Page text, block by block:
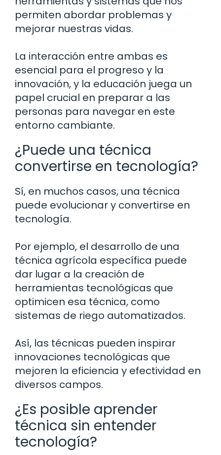
permiten abordar problemas y
mejorar nuestras vidas.
La interacción entre ambas es
esencial para el progreso y la
innovación, y la educación juega un
papel crucial en preparar a las
personas para navegar en este
entorno cambiante.
¿Puede una técnica
convertirse en tecnología?
Sí, en muchos casos, una técnica
puede evolucionar y convertirse en
tecnología.
Por ejemplo, el desarrollo de una
técnica agrícola específica puede
dar lugar a la creación de
herramientas tecnológicas que
optimicen esa técnica, como
sistemas de riego automatizados.
Así, las técnicas pueden inspirar
innovaciones tecnológicas que
mejoren la eficiencia y efectividad en
diversos campos.
¿Es posible aprender
técnica sin entender
tecnología?